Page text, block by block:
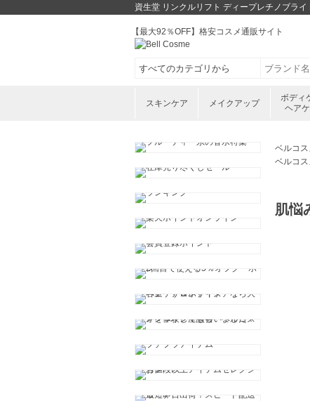
資生堂 リンクルリフト ディープレチノブラ
【最大92％OFF】格安コスメ通販サイト
スキンケア メイクアップ
ボディ
ヘア
ベルコ
ベルコ
肌悩